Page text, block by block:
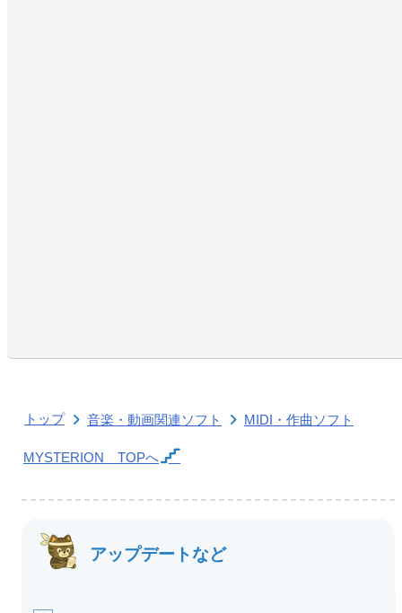
トップ 音楽・動画関連ソフト MIDI・作曲ソフト
MYSTERION TOPへ
アップデートなど